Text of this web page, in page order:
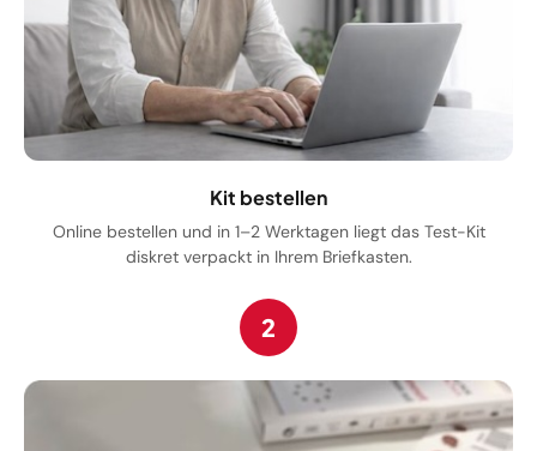
Kit bestellen
Online bestellen und in 1–2 Werktagen liegt das Test-Kit
diskret verpackt in Ihrem Briefkasten.
2